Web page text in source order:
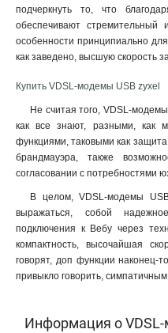
подчеркнуть то, что
обеспечивают
особенности принципиально
как заведено, высшую скорость
Купить VDSL-модемы USB zyxel
Не считая того, VDSL-
как все знают, разными, как
функциями, таковыми как
брандмауэра, также
согласовании с потребностями
В целом, VDSL-модемы
выражаться, собой
подключения к Вебу через
компактность, высочайшая
говорят, доп функции наконец-
привыкло говорить,
Информация о VDSL-